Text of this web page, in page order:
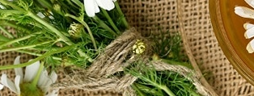
Лікарі назвали симптоми
коронавірусу в дітей
14/Бер/2020